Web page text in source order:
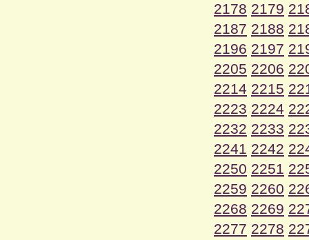
2178 2179
2187 2188
2196 2197
2205 2206
2214 2215
2223 2224
2232 2233
2241 2242
2250 2251
2259 2260
2268 2269
2277 2278